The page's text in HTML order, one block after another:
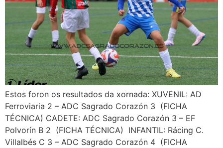
Estos foron os resultados da xornada: XUVENIL: AD
Ferroviaria 2 – ADC Sagrado Corazón 3 (FICHA
TÉCNICA) CADETE: ADC Sagrado Corazón 3 – EF
Polvorín B 2 (FICHA TÉCNICA) INFANTIL: Rácing C.
Villalbés C 3 – ADC Sagrado Corazón 4 (FICHA